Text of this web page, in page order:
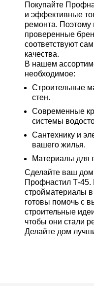
Покупайте
и эффективные
ремонта.
проверенные
соответствуют
качества.
В нашем
необходимое:
Строительные
стен.
Современные
системы
Сантехнику и
вашего жилья.
Материалы для
Сделайте ваш дом
Профнастил Т-45.
стройматериалы
готовы помочь с
строительные
чтобы они стали
Делайте дом